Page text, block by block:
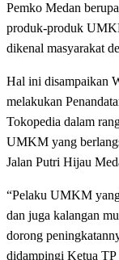
Pemko Medan
produk-produk
dikenal masyarakat
Hal ini disampaikan
melakukan
Tokopedia dalam
UMKM yang
Jalan Putri Hijau
“Pelaku UMKM
dan juga kalangan
dorong
didampingi Ketua